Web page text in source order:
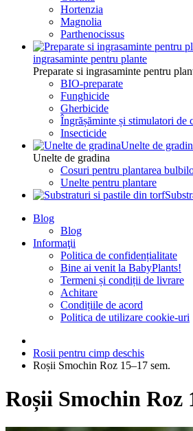
Hortenzia
Magnolia
Parthenocissus
ingrasaminte pentru plante
Preparate si ingrasaminte pentru
BIO-preparate
Funghicide
Gherbicide
Îngrășăminte și stimulatori de
Insecticide
Unelte de
Unelte de gradina
Cosuri pentru plantarea
Unelte pentru plantare
Blog
Blog
Informaţii
Politica de confidențialitate
Bine ai venit la BabyPlants!
Termeni și condiții de livrare
Achitare
Condițiile de acord
Politica de utilizare cookie-uri
Rosii pentru cimp deschis
Roșii Smochin Roz 15–17 sem.
Roșii Smochin Roz